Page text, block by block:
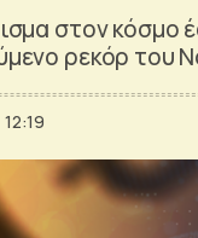
στον κόσμο
ρεκόρ του